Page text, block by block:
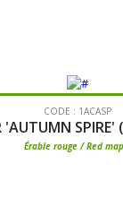
CODE : 1ACASP
'AUTUMN SPIRE'
Érable rouge / Red